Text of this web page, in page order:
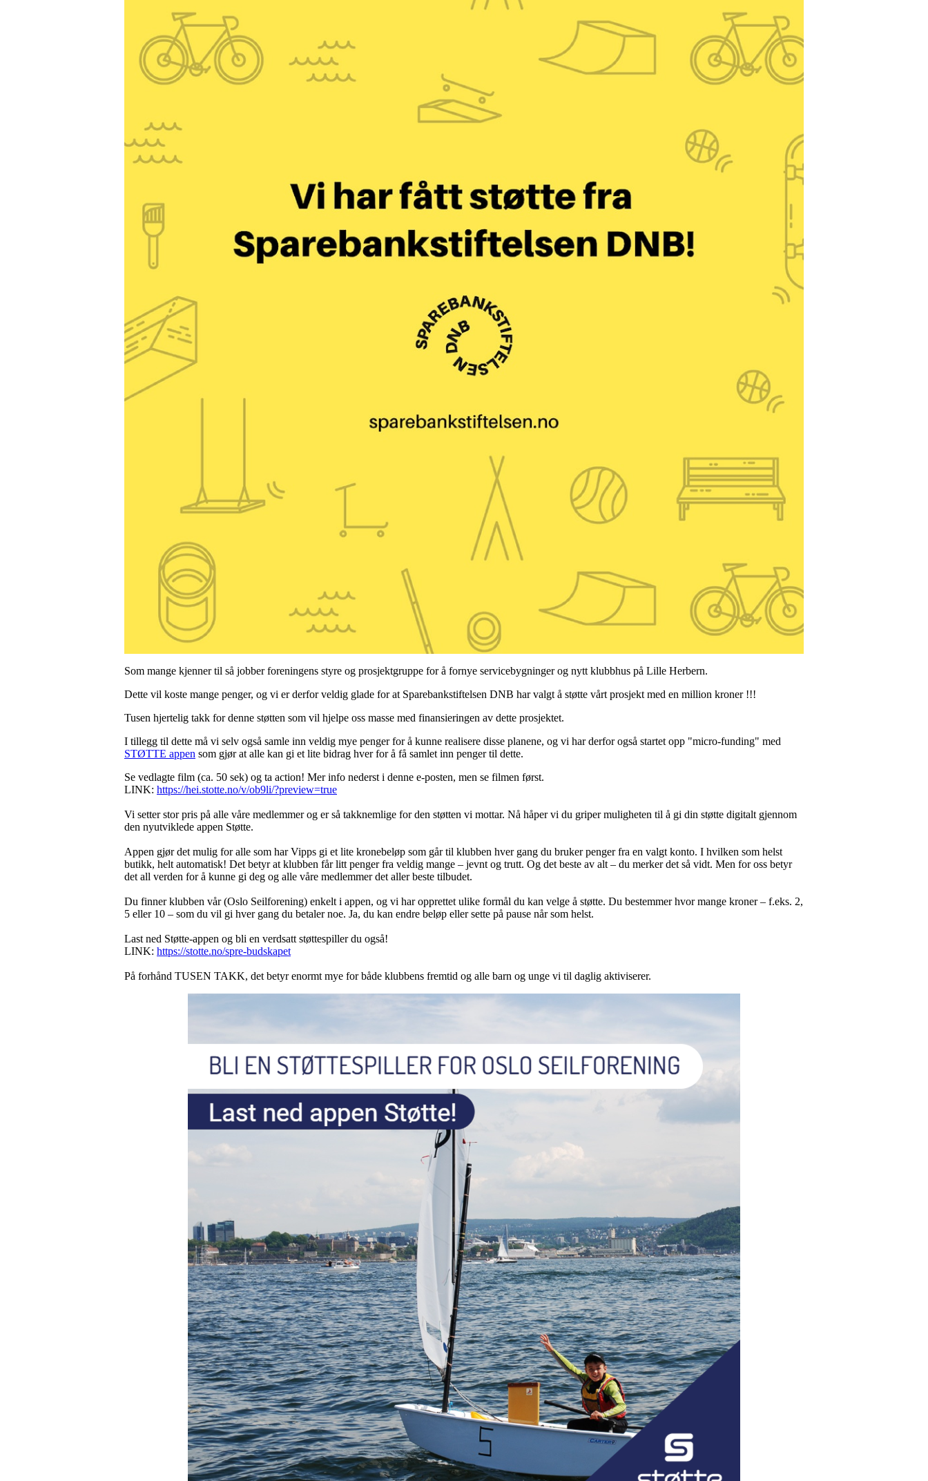
Som mange kjenner til så jobber foreningens styre og prosjektgruppe for å fornye servicebygninger og nytt klubbhus på Lille Herbern.
Dette vil koste mange penger, og vi er derfor veldig glade for at Sparebankstiftelsen DNB har valgt å støtte vårt prosjekt med en million kroner !!!
Tusen hjertelig takk for denne støtten som vil hjelpe oss masse med finansieringen av dette prosjektet.
I tillegg til dette må vi selv også samle inn veldig mye penger for å kunne realisere disse planene, og vi har derfor også startet opp "micro-funding" med
STØTTE appen som gjør at alle kan gi et lite bidrag hver for å få samlet inn penger til dette.
Se vedlagte film (ca. 50 sek) og ta action! Mer info nederst i denne e-posten, men se filmen først.
LINK: https://hei.stotte.no/v/ob9li/?preview=true
Vi setter stor pris på alle våre medlemmer og er så takknemlige for den støtten vi mottar. Nå håper vi du griper muligheten til å gi din støtte digitalt gjennom
den nyutviklede appen Støtte.
Appen gjør det mulig for alle som har Vipps gi et lite kronebeløp som går til klubben hver gang du bruker penger fra en valgt konto. I hvilken som helst
butikk, helt automatisk! Det betyr at klubben får litt penger fra veldig mange – jevnt og trutt. Og det beste av alt – du merker det så vidt. Men for oss betyr
det all verden for å kunne gi deg og alle våre medlemmer det aller beste tilbudet.
Du finner klubben vår (Oslo Seilforening) enkelt i appen, og vi har opprettet ulike formål du kan velge å støtte. Du bestemmer hvor mange kroner – f.eks. 2,
5 eller 10 – som du vil gi hver gang du betaler noe. Ja, du kan endre beløp eller sette på pause når som helst.
Last ned Støtte-appen og bli en verdsatt støttespiller du også!
LINK: https://stotte.no/spre-budskapet
På forhånd TUSEN TAKK, det betyr enormt mye for både klubbens fremtid og alle barn og unge vi til daglig aktiviserer.